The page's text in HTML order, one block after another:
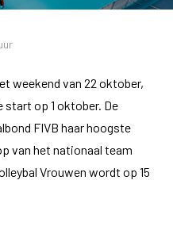
weekend van 22 oktober,
start op 1 oktober. De
FIVB haar hoogste
van het nationaal team
Vrouwen wordt op 15